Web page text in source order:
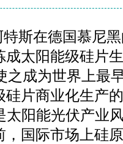
斯在德国慕尼黑
成太阳能级硅片
之成为世界上最
硅片商业化生产
太阳能光伏产业
，国际市场上硅